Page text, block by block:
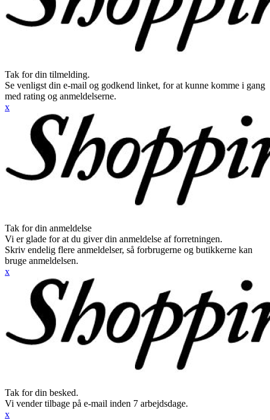
Tak for din tilmelding.
Se venligst din e-mail og godkend linket, for at kunne komme i gang
med rating og anmeldelserne.
x
Tak for din anmeldelse
Vi er glade for at du giver din anmeldelse af forretningen.
Skriv endelig flere anmeldelser, så forbrugerne og butikkerne kan
bruge anmeldelsen.
x
Tak for din besked.
Vi vender tilbage på e-mail inden 7 arbejdsdage.
x